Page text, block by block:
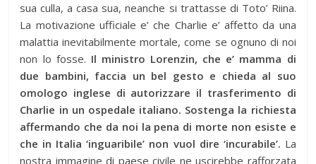
sua culla, a casa sua, neanche si trattasse di Toto’ Riina.
La motivazione ufficiale e’ che Charlie e’ affetto da una
malattia inevitabilmente mortale, come se ognuno di noi
non lo fosse. Il ministro Lorenzin, che e’ mamma di
due bambini, faccia un bel gesto e chieda al suo
omologo inglese di autorizzare il trasferimento di
Charlie in un ospedale italiano. Sostenga la richiesta
affermando che da noi la pena di morte non esiste e
che in Italia ‘inguaribile’ non vuol dire ‘incurabile’. La
nostra immagine di paese civile ne uscirebbe rafforzata